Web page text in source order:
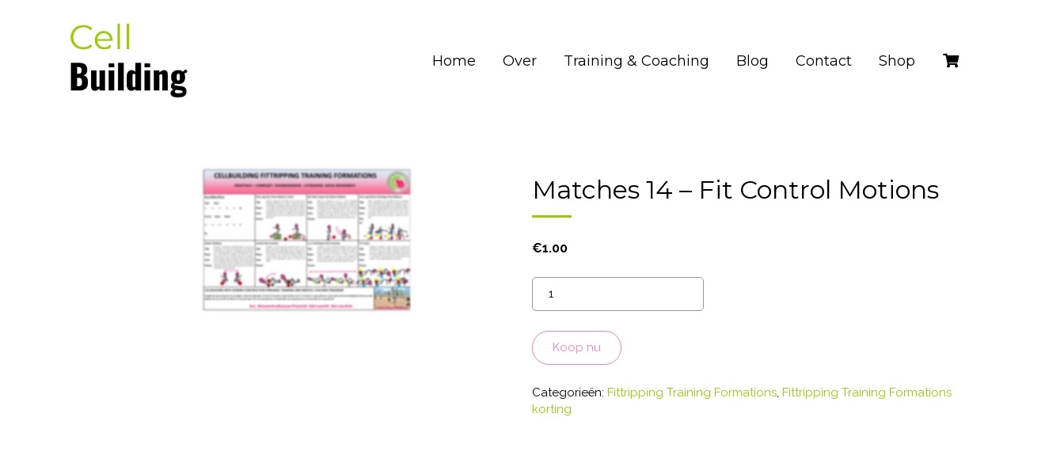
Home Over Training & Coaching Blog Contact Shop
Matches 14 – Fit Control Motions
€1.00
Matches
Fit
Control
Motions
Koop nu
Categorieën: Fittripping Training Formations, Fittripping Training Formations
korting